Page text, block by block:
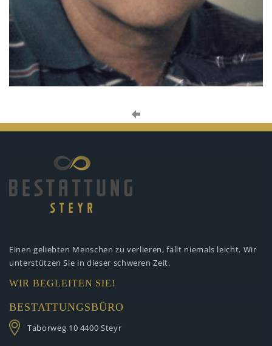
Einen geliebten Menschen zu verlieren, fällt niemals leicht. Wir
unterstützen Sie in dieser schweren Zeit.
WIR BEGLEITEN SIE!
BESTATTUNGSBÜRO
Taborweg 10 4400 Steyr